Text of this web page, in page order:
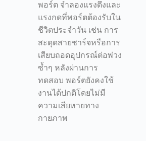
พอร์ต จำลองแรงดึงและ
แรงกดที่พอร์ตต้องรับใน
ชีวิตประจำวัน เช่น การ
สะดุดสายชาร์จหรือการ
เสียบถอดอุปกรณ์ต่อพ่วง
ซ้ำๆ หลังผ่านการ
ทดสอบ พอร์ตยังคงใช้
งานได้ปกติโดยไม่มี
ความเสียหายทาง
กายภาพ